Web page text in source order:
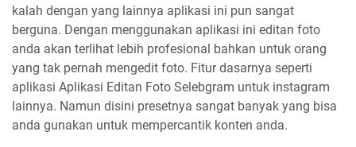
kalah dengan yang lainnya aplikasi ini pun sangat
berguna. Dengan menggunakan aplikasi ini editan foto
anda akan terlihat lebih profesional bahkan untuk orang
yang tak pernah mengedit foto. Fitur dasarnya seperti
aplikasi Aplikasi Editan Foto Selebgram untuk instagram
lainnya. Namun disini presetnya sangat banyak yang bisa
anda gunakan untuk mempercantik konten anda.